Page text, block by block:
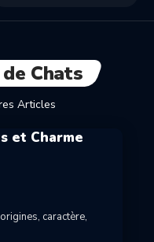
Chats
Articles
et Charme
caractère,